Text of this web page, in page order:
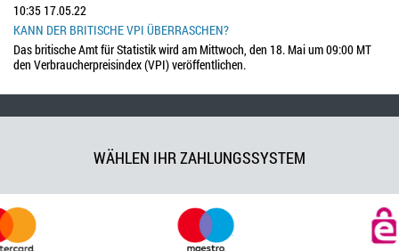
10:35 17.05.22
KANN DER BRITISCHE VPI ÜBERRASCHEN?
Das britische Amt für Statistik wird am Mittwoch, den 18. Mai um 09:00 MT
den Verbraucherpreisindex (VPI) veröffentlichen.
WÄHLEN IHR ZAHLUNGSSYSTEM